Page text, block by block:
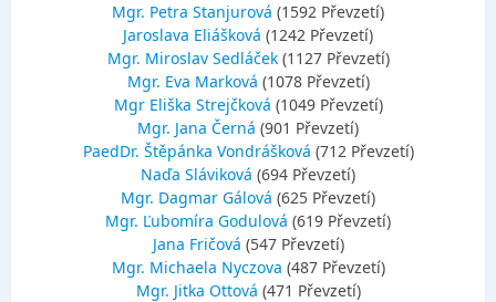
Mgr. Petra Stanjurová (1592 Převzetí)
Jaroslava Eliášková (1242 Převzetí)
Mgr. Miroslav Sedláček (1127 Převzetí)
Mgr. Eva Marková (1078 Převzetí)
Mgr Eliška Strejčková (1049 Převzetí)
Mgr. Jana Černá (901 Převzetí)
PaedDr. Štěpánka Vondrášková (712 Převzetí)
Naďa Sláviková (694 Převzetí)
Mgr. Dagmar Gálová (625 Převzetí)
Mgr. Ľubomíra Godulová (619 Převzetí)
Jana Fričová (547 Převzetí)
Mgr. Michaela Nyczova (487 Převzetí)
Mgr. Jitka Ottová (471 Převzetí)